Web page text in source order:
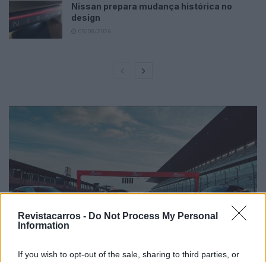
Revistacarros - Do Not Process My Personal
Information
If you wish to opt-out of the sale, sharing to third parties, or
Nissan prepara mudança histórica no
design